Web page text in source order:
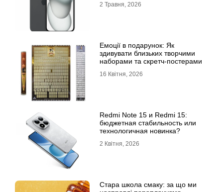
2 Травня, 2026
Емоції в подарунок: Як
здивувати близьких творчими
наборами та скретч-постерами
16 Квітня, 2026
Redmi Note 15 и Redmi 15:
бюджетная стабильность или
технологичная новинка?
2 Квітня, 2026
Стара школа смаку: за що ми